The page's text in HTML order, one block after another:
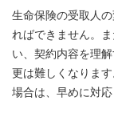
生命保険の受取人
ればできません。
い、契約内容を理
更は難しくなりま
場合は、早めに対応